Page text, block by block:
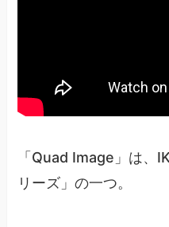
「Quad Image」は、
リーズ」の一つ。